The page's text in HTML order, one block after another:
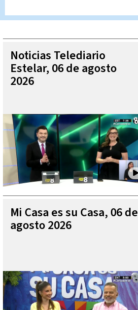
Noticias Telediario
Estelar, 06 de agosto
2026
Mi Casa es su Casa, 06 de
agosto 2026